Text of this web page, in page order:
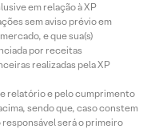
em relação à XP
sem aviso prévio em
e que sua(s)
por receitas
realizadas pela XP
relatório e pelo cumprimento
sendo que, caso constem
responsável será o primeiro